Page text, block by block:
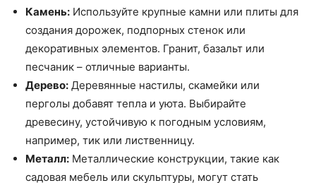
Камень: Используйте крупные камни или плиты для
создания дорожек, подпорных стенок или
декоративных элементов. Гранит, базальт или
песчаник – отличные варианты.
Дерево: Деревянные настилы, скамейки или
перголы добавят тепла и уюта. Выбирайте
древесину, устойчивую к погодным условиям,
например, тик или лиственницу.
Металл: Металлические конструкции, такие как
садовая мебель или скульптуры, могут стать